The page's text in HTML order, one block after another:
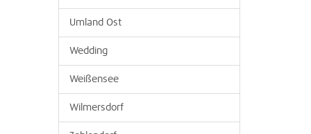
Umland Ost
Wedding
Weißensee
Wilmersdorf